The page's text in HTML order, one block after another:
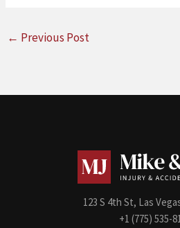
← Previous Post
123 S 4th St, Las
+1 (775) 535-